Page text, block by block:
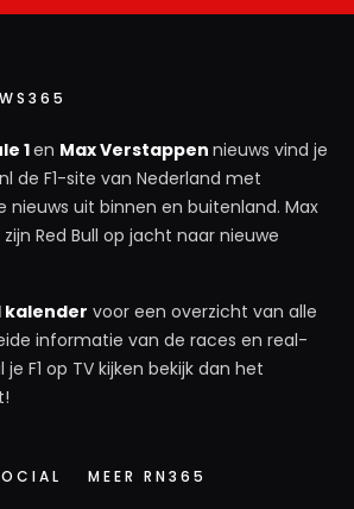
1en Max Verstappen nieuws vind je
de F1-site van Nederland met
nieuws uit binnen en buitenland. Max
Red Bull op jacht naar nieuwe
kalender voor een overzicht van alle
informatie van de races en real-
F1 op TV kijken bekijk dan het
MEER RN365